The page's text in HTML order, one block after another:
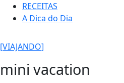
RECEITAS
A Dica do Dia
[VIAJANDO]
mini vacation